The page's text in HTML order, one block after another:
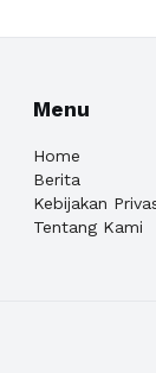
Menu
Home
Berita
Kebijakan
Tentang Kami